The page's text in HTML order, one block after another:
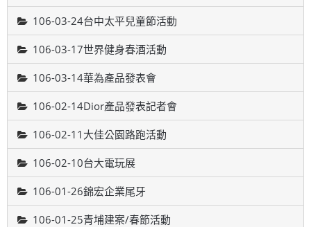
106-03-24台中太平兒童節活動
106-03-17世界健身春酒活動
106-03-14華為產品發表會
106-02-14Dior產品發表記者會
106-02-11大佳公園路跑活動
106-02-10台大電玩展
106-01-26錦宏企業尾牙
106-01-25青埔建案/春節活動